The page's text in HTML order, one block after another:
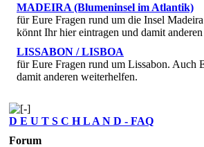
MADEIRA (Blumeninsel im Atlantik)
für Eure Fragen rund um die Insel
könnt Ihr hier eintragen und damit
LISSABON / LISBOA
für Eure Fragen rund um Lissabon. Auch
damit anderen weiterhelfen.
D E U T S C H L A N D - FAQ
Forum